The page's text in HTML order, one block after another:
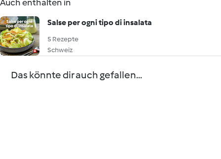
Auch enthalten in
Salse per ogni tipo di insalata
5 Rezepte
Schweiz
Das könnte dir auch gefallen...